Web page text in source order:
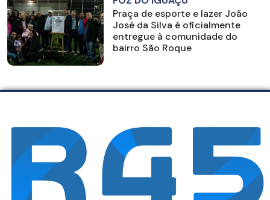
Praça de esporte e lazer João
José da Silva é oficialmente
entregue à comunidade do
bairro São Roque